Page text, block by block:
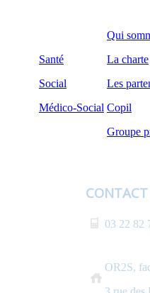
Santé
Social
Médico-Social
Qui
La charte
Les
Copil
Groupe
03 22 82
OR2S,